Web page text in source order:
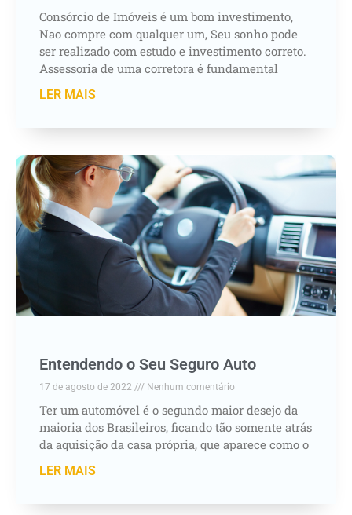
Consórcio de Imóveis é um bom investimento,
Nao compre com qualquer um, Seu sonho pode
ser realizado com estudo e investimento correto.
Assessoria de uma corretora é fundamental
LER MAIS
Entendendo o Seu Seguro Auto
17 de agosto de 2022 Nenhum comentário
Ter um automóvel é o segundo maior desejo da
maioria dos Brasileiros, ficando tão somente atrás
da aquisição da casa própria, que aparece como o
LER MAIS